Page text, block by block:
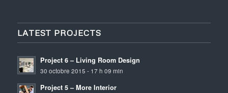
LATEST PROJECTS
Project 6 – Living Room Design
30 octobre 2015 - 17 h 09 min
Project 5 – More Interior